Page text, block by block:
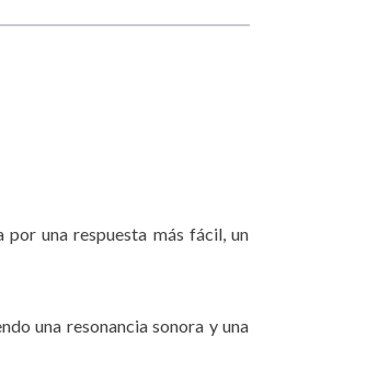
una respuesta más fácil, un
una resonancia sonora y una